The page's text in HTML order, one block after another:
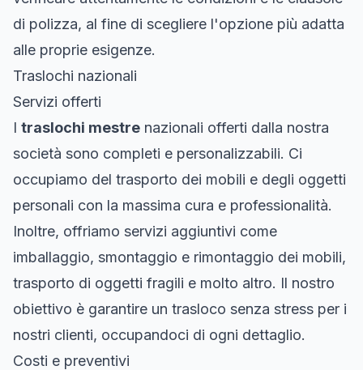
di polizza, al fine di scegliere l'opzione più adatta
alle proprie esigenze.
Traslochi nazionali
Servizi offerti
I traslochi mestre nazionali offerti dalla nostra
società sono completi e personalizzabili. Ci
occupiamo del trasporto dei mobili e degli oggetti
personali con la massima cura e professionalità.
Inoltre, offriamo servizi aggiuntivi come
imballaggio, smontaggio e rimontaggio dei mobili,
trasporto di oggetti fragili e molto altro. Il nostro
obiettivo è garantire un trasloco senza stress per i
nostri clienti, occupandoci di ogni dettaglio.
Costi e preventivi